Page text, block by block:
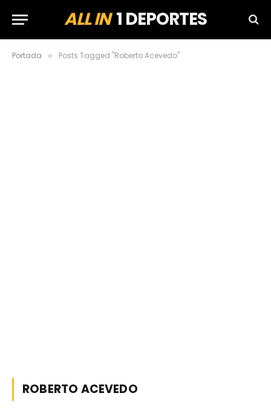
ALL IN1 DEPORTES
Portada » Posts Tagged "Roberto Acevedo"
ROBERTO ACEVEDO